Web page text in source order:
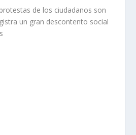
de los ciudadanos son
un gran descontento social